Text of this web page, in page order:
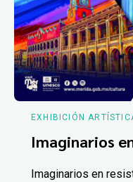
EXHIBICIÓN
Imaginarios
Imaginarios en